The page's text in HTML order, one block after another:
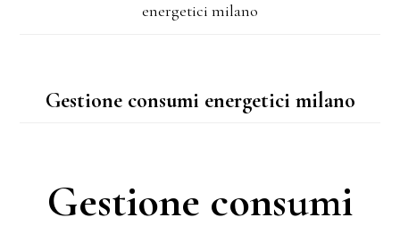
energetici milano
Gestione consumi energetici milano
Gestione consumi